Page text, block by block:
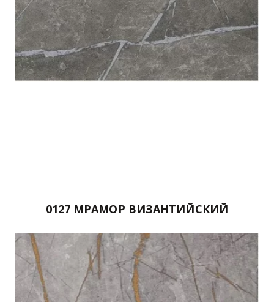
0127 МРАМОР ВИЗАНТИЙСКИЙ